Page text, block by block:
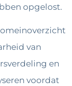
opgelost.
van
en
voordat